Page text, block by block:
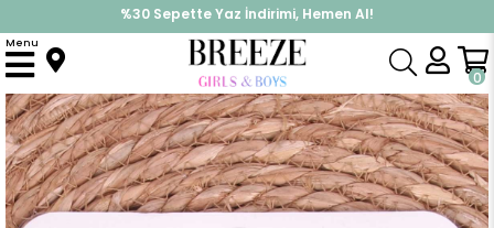
%30 Sepette Yaz İndirimi, Hemen Al!
İndirimlere ek %10 İndirimi Kap, Hemen Üye Ol!
0
Menu
Anasayfa Yenidoğan Çorap